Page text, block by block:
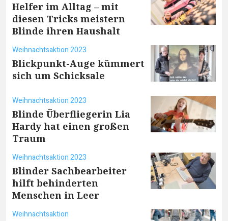
Helfer im Alltag – mit
diesen Tricks meistern
Blinde ihren Haushalt
Weihnachtsaktion 2023
Blickpunkt-Auge kümmert
sich um Schicksale
Weihnachtsaktion 2023
Blinde Überfliegerin Lia
Hardy hat einen großen
Traum
Weihnachtsaktion 2023
Blinder Sachbearbeiter
hilft behinderten
Menschen in Leer
Weihnachtsaktion